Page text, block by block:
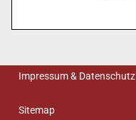
Impressum & Datenschutz
Sitemap